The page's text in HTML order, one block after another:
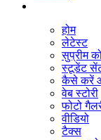
होम
लेटेस्ट
सुप्रीम
स्टूडेंट
कैसे करें
वेब स्टोरी
फोटो
वीडियो
टैक्स